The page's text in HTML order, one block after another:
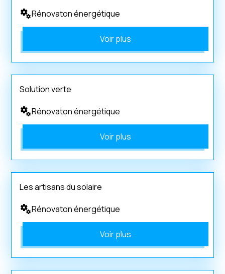
Rénovaton énergétique
Voir plus
Solution verte
Rénovaton énergétique
Voir plus
Les artisans du solaire
Rénovaton énergétique
Voir plus